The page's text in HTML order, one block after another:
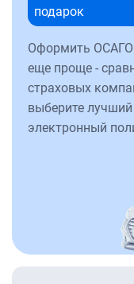
подарок
Оформить ОСАГО
еще проще -
страховых
выберите
электронный